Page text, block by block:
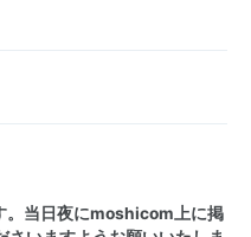
当日夜にmoshicom上に掲